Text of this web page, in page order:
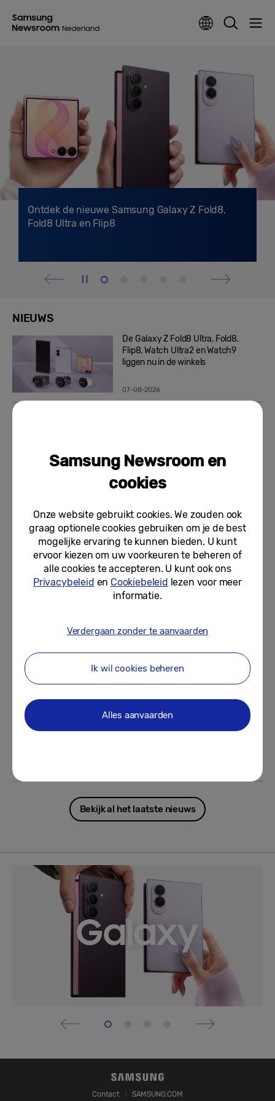
Ontdek de nieuwe Samsung Galaxy Z Fold8,
Fold8 Ultra en Flip8
NIEUWS
De Galaxy Z Fold8 Ultra, Fold8,
Flip8, Watch Ultra2 en Watch9
liggen nu in de winkels
07-08-2026
06-08-2026
Samsung lanceert Galaxy Tab A11+
Case, geïnspireerd op Disney...
05-08-2026
Samsung introduceert als eerste
ter wereld HDR10+ ADVANCED-
streaming op Prime Video
2026] Slimme brillen: de eerste
stap naar de volgende mobiele...
De inbouwovens van Samsung
laten zien hoe koken slimmer kan
Bekijk al het laatste nieuws
Contact SAMSUNG.COM
Samsung Newsroom en
cookies
Onze website gebruikt cookies. We zouden ook
graag optionele cookies gebruiken om je de best
mogelijke ervaring te kunnen bieden. U kunt
ervoor kiezen om uw voorkeuren te beheren of
alle cookies te accepteren. U kunt ook ons
Privacybeleid en Cookiebeleid lezen voor meer
informatie.
Verdergaan zonder te aanvaarden
Ik wil cookies beheren
Alles aanvaarden